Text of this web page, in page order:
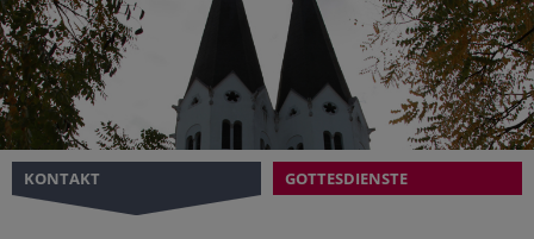
KONTAKT GOTTESDIENSTE